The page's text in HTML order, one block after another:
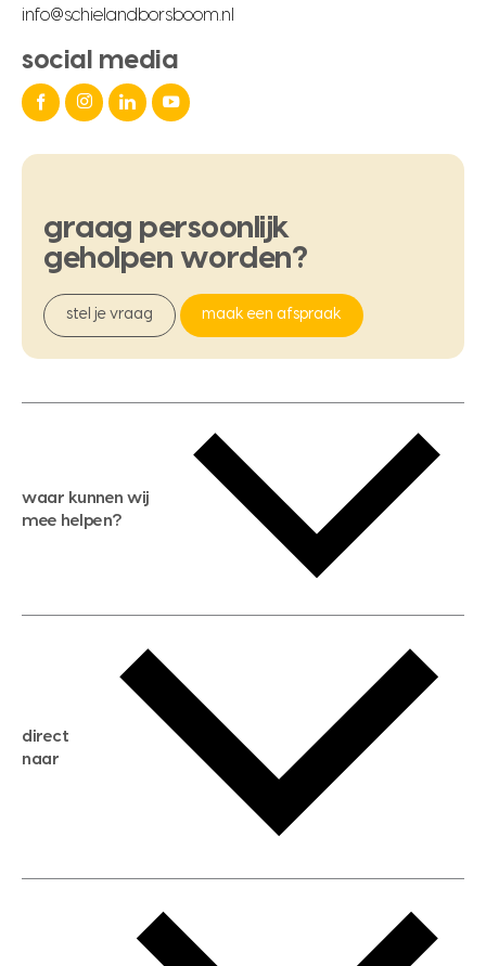
info@schielandborsboom.nl
social media
graag persoonlijk
geholpen worden?
stel je vraag maak een afspraak
waar kunnen wij
mee helpen?
gratis zoekservice
huis verkopen
huis kopen
aankoopadvies
verkoopadvies
direct
naar
hypotheek berekenen